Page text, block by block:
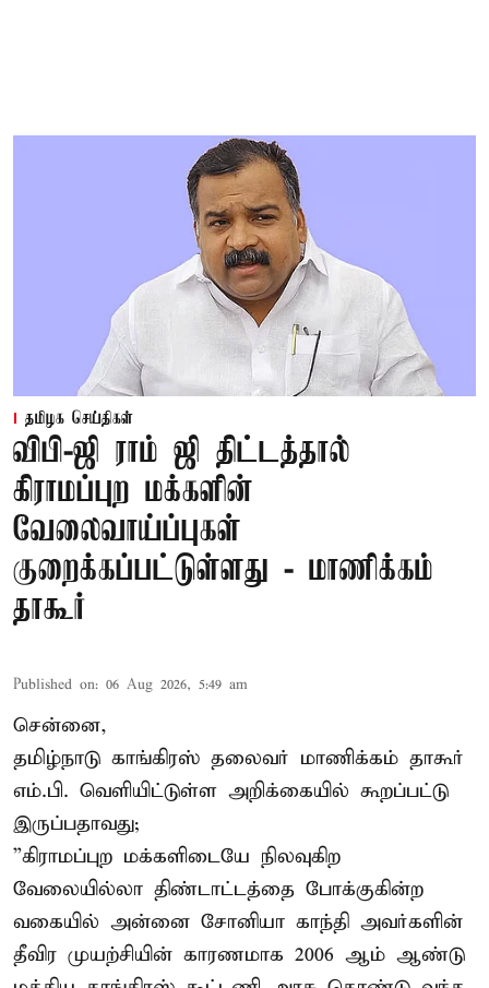
தமிழக செய்திகள்
விபி-ஜி ராம் ஜி திட்டத்தால்
கிராமப்புற மக்களின்
வேலைவாய்ப்புகள்
குறைக்கப்பட்டுள்ளது - மாணிக்கம்
தாகூர்
Published on: 06 Aug 2026, 5:49 am
சென்னை,
தமிழ்நாடு காங்கிரஸ் தலைவர் மாணிக்கம் தாகூர்
எம்.பி. வெளியிட்டுள்ள அறிக்கையில் கூறப்பட்டு
இருப்பதாவது;
”கிராமப்புற மக்களிடையே நிலவுகிற
வேலையில்லா திண்டாட்டத்தை போக்குகின்ற
வகையில் அன்னை சோனியா காந்தி அவர்களின்
தீவிர முயற்சியின் காரணமாக 2006 ஆம் ஆண்டு